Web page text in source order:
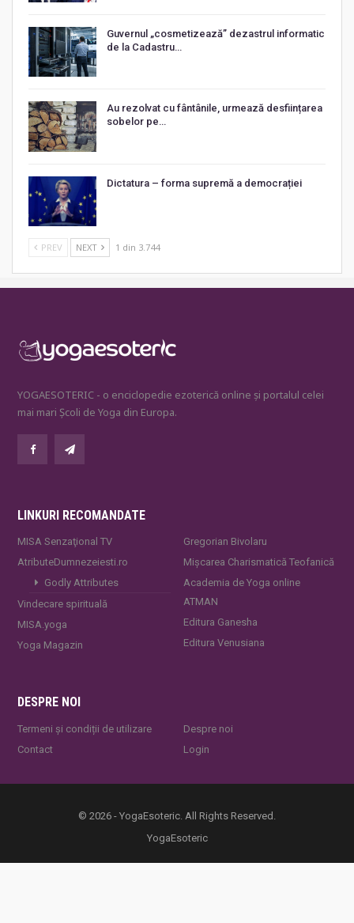
Guvernul „cosmetizează” dezastrul informatic
de la Cadastru…
Au rezolvat cu fântânile, urmează desființarea
sobelor pe…
Dictatura – forma supremă a democrației
PREV NEXT 1 din 3.744
YOGAESOTERIC - o enciclopedie ezoterică online și portalul celei
mai mari Școli de Yoga din Europa.
LINKURI RECOMANDATE
MISA Senzaţional TV
AtributeDumnezeiesti.ro
Godly Attributes
Vindecare spirituală
MISA.yoga
Yoga Magazin
Gregorian Bivolaru
Mișcarea Charismatică Teofanică
Academia de Yoga online
ATMAN
Editura Ganesha
Editura Venusiana
DESPRE NOI
Termeni și condiții de utilizare
Contact
Despre noi
Login
© 2026 - YogaEsoteric. All Rights Reserved.
YogaEsoteric